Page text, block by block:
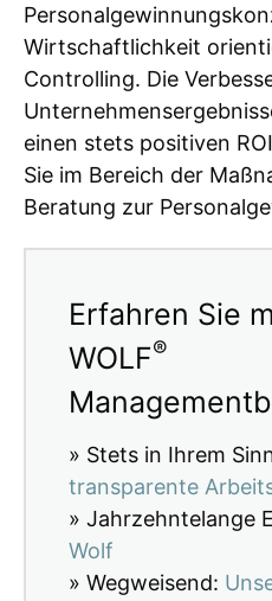
Wirtschaftlichkeit
Controlling. Die
einen stets positiven
Sie im Bereich der
Beratung zur
Erfahren Sie
WOLF®
» Stets in Ihrem
transparente
» Jahrzehntelange
Wolf
» Wegweisend: